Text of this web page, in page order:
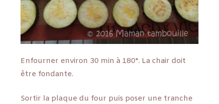
Enfourner environ 30 min à 180°. La chair doit
être fondante.
Sortir la plaque du four puis poser une tranche